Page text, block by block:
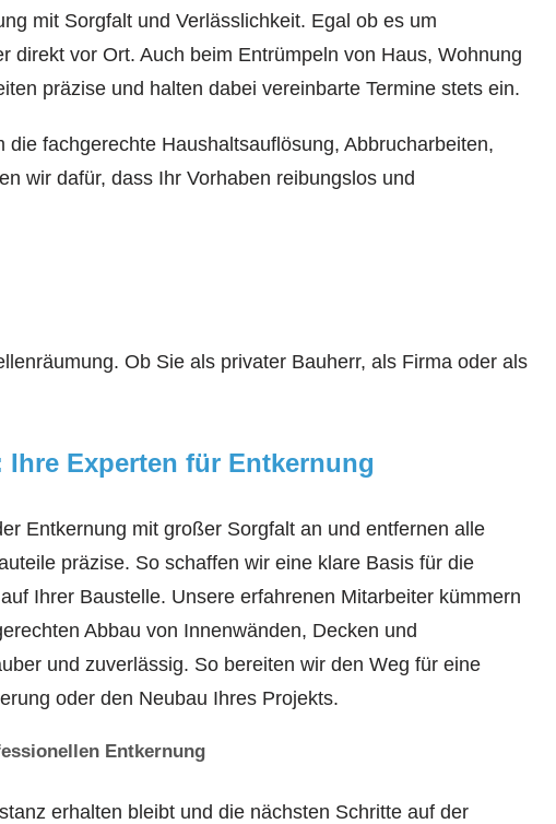
mit Sorgfalt und Verlässlichkeit. Egal ob es um
direkt vor Ort. Auch beim Entrümpeln von Haus, Wohnung
präzise und halten dabei vereinbarte Termine stets ein.
fachgerechte Haushaltsauflösung, Abbrucharbeiten,
wir dafür, dass Ihr Vorhaben reibungslos und
Ob Sie als privater Bauherr, als Firma oder als
Ihre Experten für Entkernung
Entkernung mit großer Sorgfalt an und entfernen alle
präzise. So schaffen wir eine klare Basis für die
Ihrer Baustelle. Unsere erfahrenen Mitarbeiter kümmern
Abbau von Innenwänden, Decken und
und zuverlässig. So bereiten wir den Weg für eine
oder den Neubau Ihres Projekts.
Entkernung
erhalten bleibt und die nächsten Schritte auf der